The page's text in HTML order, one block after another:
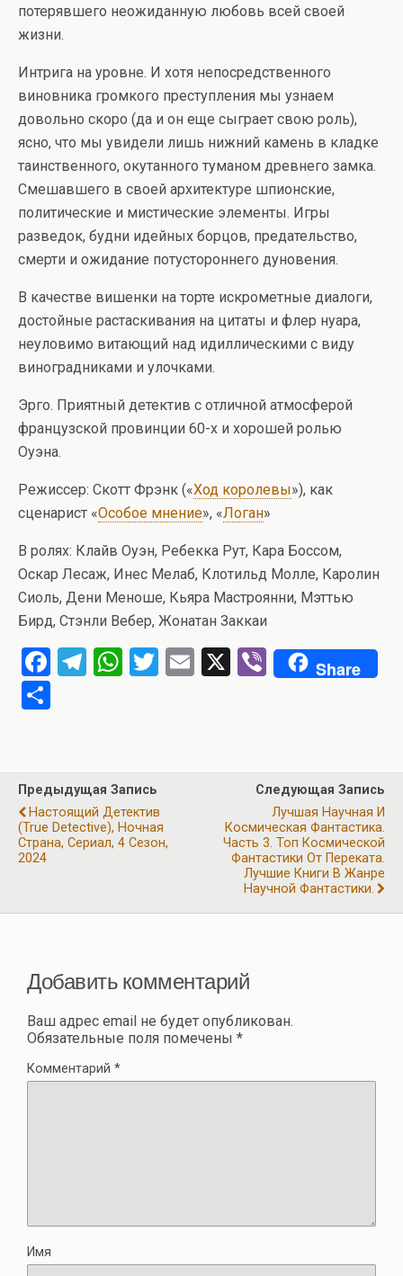
потерявшего неожиданную любовь всей своей
жизни.
Интрига на уровне. И хотя непосредственного
виновника громкого преступления мы узнаем
довольно скоро (да и он еще сыграет свою роль),
ясно, что мы увидели лишь нижний камень в кладке
таинственного, окутанного туманом древнего замка.
Смешавшего в своей архитектуре шпионские,
политические и мистические элементы. Игры
разведок, будни идейных борцов, предательство,
смерти и ожидание потустороннего дуновения.
В качестве вишенки на торте искрометные диалоги,
достойные растаскивания на цитаты и флер нуара,
неуловимо витающий над идиллическими с виду
виноградниками и улочками.
Эрго. Приятный детектив с отличной атмосферой
французской провинции 60-х и хорошей ролью
Оуэна.
Режиссер: Скотт Фрэнк («Ход королевы»), как
сценарист «Особое мнение», «Логан»
В ролях: Клайв Оуэн, Ребекка Рут, Кара Боссом,
Оскар Лесаж, Инес Мелаб, Клотильд Молле, Каролин
Сиоль, Дени Меноше, Кьяра Мастроянни, Мэттью
Бирд, Стэнли Вебер, Жонатан Заккаи
F
o
o
k
T
a
m
W
A
p
p
T
E
X
Vi
Share
р
а
в
Предыдущая Запись
Настоящий Детектив
(True Detective), Ночная
Страна, Сериал, 4 Сезон,
2024
Следующая Запись
Лучшая Научная И
Космическая Фантастика.
Часть 3. Топ Космической
Фантастики От Переката.
Лучшие Книги В Жанре
Научной Фантастики.
Добавить комментарий
Ваш адрес email не будет опубликован.
Обязательные поля помечены *
Комментарий *
Имя